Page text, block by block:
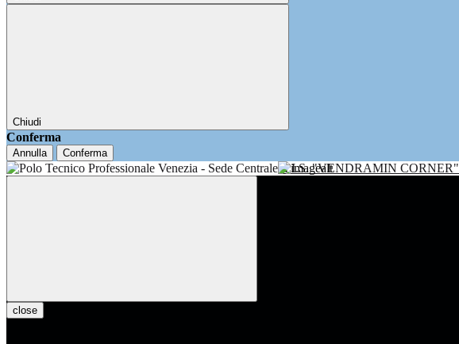
Chiudi
Conferma
Annulla Conferma
I.I.S. "VENDRAMIN CORNER"
close